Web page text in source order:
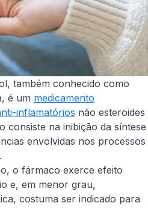
também conhecido como
é um medicamento
inflamatórios não esteroides
consiste na inibição da síntese
envolvidas nos processos
o fármaco exerce efeito
e, em menor grau,
costuma ser indicado para